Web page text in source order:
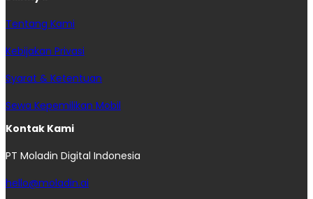
Tentang Kami
Kebijakan Privasi
Syarat & Ketentuan
Sewa Kepemilikan Mobil
Kontak Kami
PT Moladin Digital Indonesia
hello@moladin.ai